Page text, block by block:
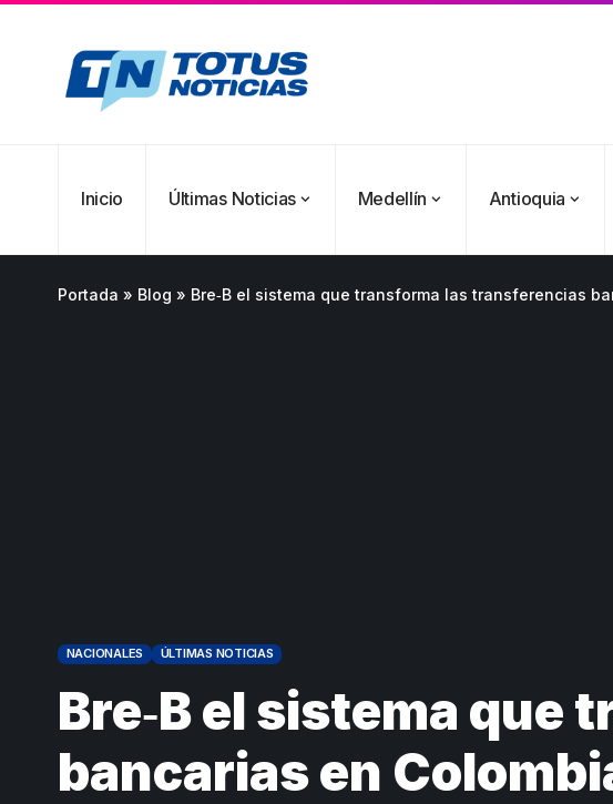
Inicio Últimas Noticias Medellín Antioquia
Portada » Blog » Bre‑B el sistema que transforma las transferencias
NACIONALES ÚLTIMAS NOTICIAS
Bre‑B el sistema
bancarias en